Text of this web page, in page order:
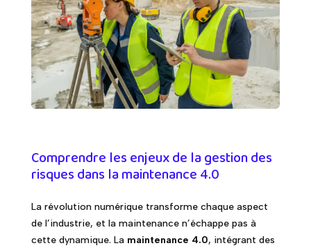
Comprendre les enjeux de la gestion des
risques dans la maintenance 4.0
La révolution numérique transforme chaque aspect
de l’industrie, et la maintenance n’échappe pas à
cette dynamique. La maintenance 4.0, intégrant des